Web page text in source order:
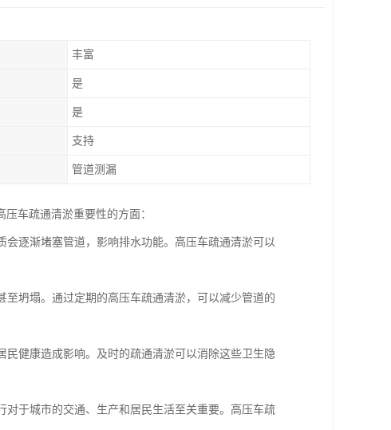
丰富
是
是
支持
管道测漏
车疏通清淤重要性的方面：
逐渐堵塞管道，影响排水功能。高压车疏通清淤可以
坍塌。通过定期的高压车疏通清淤，可以减少管道的
健康造成影响。及时的疏通清淤可以消除这些卫生隐
于城市的交通、生产和居民生活至关重要。高压车疏